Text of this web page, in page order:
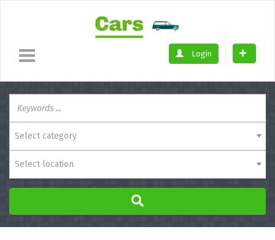
Login
Select category
Select location